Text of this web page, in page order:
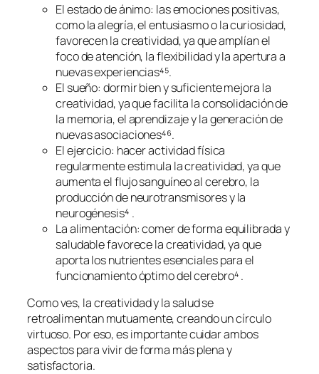
El estado de ánimo: las emociones positivas,
como la alegría, el entusiasmo o la curiosidad,
favorecen la creatividad, ya que amplían el
foco de atención, la flexibilidad y la apertura a
nuevas experiencias⁴⁵.
El sueño: dormir bien y suficiente mejora la
creatividad, ya que facilita la consolidación de
la memoria, el aprendizaje y la generación de
nuevas asociaciones⁴⁶.
El ejercicio: hacer actividad física
regularmente estimula la creatividad, ya que
aumenta el flujo sanguíneo al cerebro, la
producción de neurotransmisores y la
neurogénesis⁴ .
La alimentación: comer de forma equilibrada y
saludable favorece la creatividad, ya que
aporta los nutrientes esenciales para el
funcionamiento óptimo del cerebro⁴ .
Como ves, la creatividad y la salud se
retroalimentan mutuamente, creando un círculo
virtuoso. Por eso, es importante cuidar ambos
aspectos para vivir de forma más plena y
satisfactoria.